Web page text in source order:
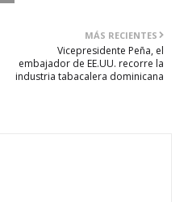
MÁS RECIENTES
Vicepresidente Peña, el
embajador de EE.UU. recorre la
industria tabacalera dominicana